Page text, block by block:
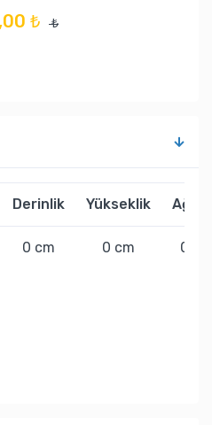
₺ ₺
Derinlik Yükseklik
0 cm 0 cm 0 kg